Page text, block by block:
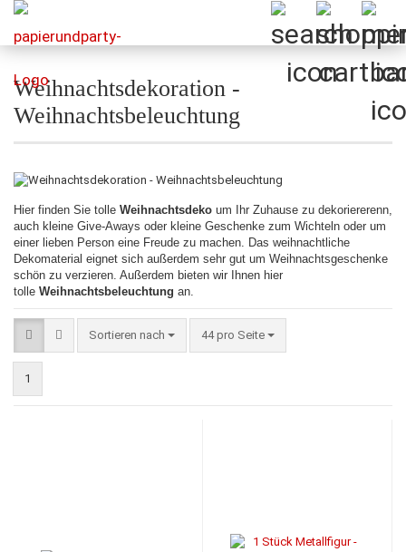
Weihnachtsdekoration -
Weihnachtsbeleuchtung
Hier finden Sie tolle Weihnachtsdeko um Ihr Zuhause zu dekoriererenn,
auch kleine Give-Aways oder kleine Geschenke zum Wichteln oder um
einer lieben Person eine Freude zu machen. Das weihnachtliche
Dekomaterial eignet sich außerdem sehr gut um Weihnachtsgeschenke
schön zu verzieren. Außerdem bieten wir Ihnen hier
tolle Weihnachtsbeleuchtung an.
Sortieren nach
Sortieren nach 44 pro Seite
pro Seite
1